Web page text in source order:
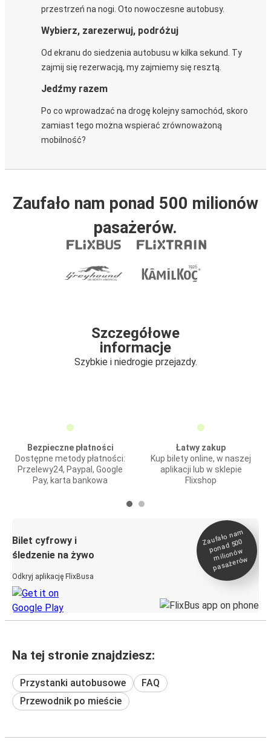
przestrzeń na nogi. Oto nowoczesne autobusy.
Wybierz, zarezerwuj, podróżuj
Od ekranu do siedzenia autobusu w kilka sekund. Ty
zajmij się rezerwacją, my zajmiemy się resztą.
Jedźmy razem
Po co wprowadzać na drogę kolejny samochód, skoro
zamiast tego można wspierać zrównoważoną
mobilność?
Zaufało nam ponad 500 milionów
pasażerów.
Szczegółowe
informacje
Szybkie i niedrogie przejazdy.
Bezpieczne płatności
Dostępne metody płatności:
Przelewy24, Paypal, Google
Pay, karta bankowa
Łatwy zakup
Kup bilety online, w naszej
aplikacji lub w sklepie
Flixshop
Bilet cyfrowy i
śledzenie na żywo
Odkryj aplikację FlixBusa
Zaufało na
m
ponad 500
milionó
w
pasażeró
w
Na tej stronie znajdziesz:
Przystanki autobusowe
FAQ
Przewodnik po mieście